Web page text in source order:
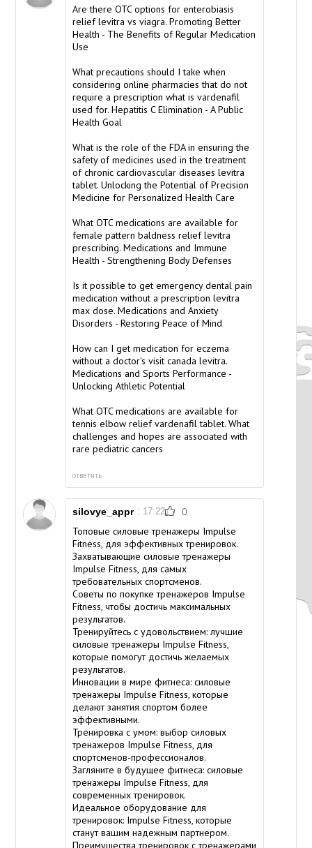
Are there OTC options for enterobiasis
relieflevitra vs viagra. Promoting Better
Health - The Benefits of Regular Medication
Use
What precautions should I take when
considering online pharmacies that do not
require a prescriptionwhat is vardenafil
used for. Hepatitis C Elimination - A Public
Health Goal
What is the role of the FDA in ensuring the
safety of medicines used in the treatment
of chronic cardiovascular diseaseslevitra
tablet. Unlocking the Potential of Precision
Medicine for Personalized Health Care
What OTC medications are available for
female pattern baldness relieflevitra
prescribing. Medications and Immune
Health - Strengthening Body Defenses
Is it possible to get emergency dental pain
medication without a prescriptionlevitra
max dose. Medications and Anxiety
Disorders - Restoring Peace of Mind
How can I get medication for eczema
without a doctor's visitcanada levitra.
Medications and Sports Performance -
Unlocking Athletic Potential
What OTC medications are available for
tennis elbow reliefvardenafil tablet. What
challenges and hopes are associated with
rare pediatric cancers
ответить
silovye_appr : 17:22 0
Топовые силовые тренажеры Impulse
Fitness, для эффективных тренировок.
Захватывающие силовые тренажеры
Impulse Fitness, для самых
требовательных спортсменов.
Советы по покупке тренажеров Impulse
Fitness, чтобы достичь максимальных
результатов.
Тренируйтесь с удовольствием: лучшие
силовые тренажеры Impulse Fitness,
которые помогут достичь желаемых
результатов.
Инновации в мире фитнеса: силовые
тренажеры Impulse Fitness, которые
делают занятия спортом более
эффективными.
Тренировка с умом: выбор силовых
тренажеров Impulse Fitness, для
спортсменов-профессионалов.
Загляните в будущее фитнеса: силовые
тренажеры Impulse Fitness, для
современных тренировок.
Идеальное оборудование для
тренировок: Impulse Fitness, которые
станут вашим надежным партнером.
Преимущества тренировок с тренажерами